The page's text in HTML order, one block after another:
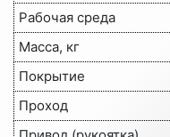
Рабочая среда
Масса, кг
Покрытие
Проход